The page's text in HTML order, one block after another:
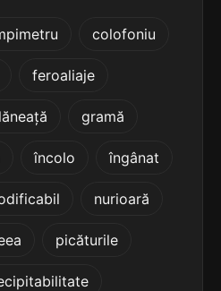
3 sil.
colofoniu
feroaliaje
gramă
încolo îngânat
nurioară
picăturile